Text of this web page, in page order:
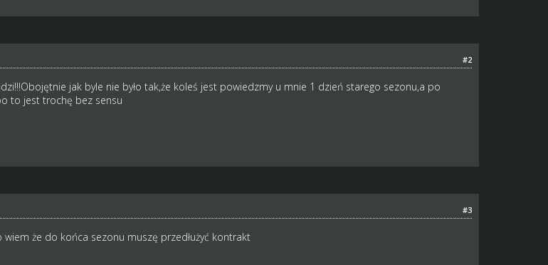
#2
jak byle nie było tak,że koleś jest powiedzmy u mnie 1 dzień starego sezonu,a po
to jest trochę bez sensu
#3
że do końca sezonu muszę przedłużyć kontrakt